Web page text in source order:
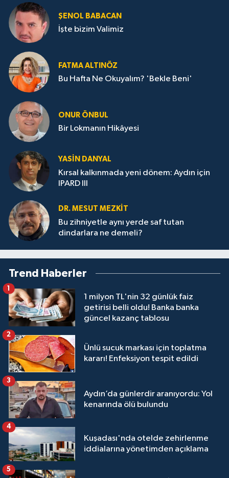
ŞENOL BABACAN
İşte bizim Valimiz
FATMA ALTINÖZ
Bu Hafta Ne Okuyalım? 'Bekle Beni'
ONUR ÖNBUL
Bir Lokmanın Hikâyesi
YASIN DANYAL
Kırsal kalkınmada yeni dönem: Aydın için
IPARD III
DR. MESUT MEZKIT
Bu zihniyetle aynı yerde saf tutan
dindarlara ne demeli?
Trend Haberler
1 milyon TL'nin 32 günlük faiz
getirisi belli oldu! Banka banka
güncel kazanç tablosu
1
Ünlü sucuk markası için toplatma
kararı! Enfeksiyon tespit edildi
2
Aydın’da günlerdir aranıyordu: Yol
kenarında ölü bulundu
3
Kuşadası'nda otelde zehirlenme
iddialarına yönetimden açıklama
4
5